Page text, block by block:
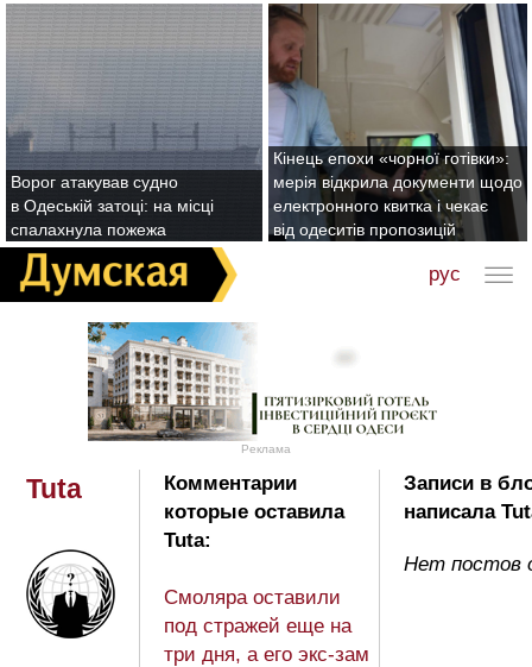
Ворог атакував судно
в Одеській затоці: на місці
спалахнула пожежа
Кінець епохи «чорної готівки»:
мерія відкрила документи щодо
електронного квитка і чекає
від одеситів пропозицій
рус
Реклама
Tuta
Комментарии
которые оставила
Tuta:
Смоляра оставили
под стражей еще на
три дня, а его экс-зам
Записи в
написала
Нет постов